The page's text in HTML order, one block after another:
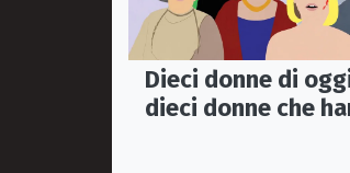
Dieci donne di
dieci donne che